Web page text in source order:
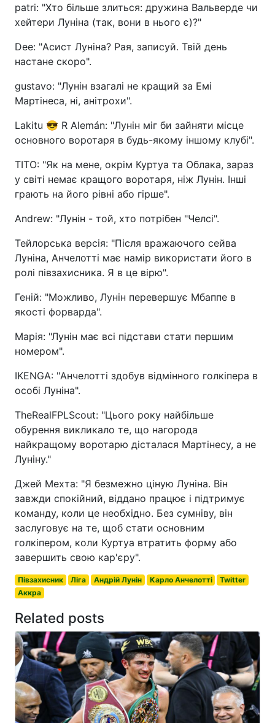
patri: "Хто більше злиться: дружина Вальверде чи
хейтери Луніна (так, вони в нього є)?"
Dee: "Асист Луніна? Рая, записуй. Твій день
настане скоро".
gustavo: "Лунін взагалі не кращий за Емі
Мартінеса, ні, анітрохи".
Lakitu 😎 R Alemán: "Лунін міг би зайняти місце
основного воротаря в будь-якому іншому клубі".
TITO: "Як на мене, окрім Куртуа та Облака, зараз
у світі немає кращого воротаря, ніж Лунін. Інші
грають на його рівні або гірше".
Andrew: "Лунін - той, хто потрібен "Челсі".
Тейлорська версія: "Після вражаючого сейва
Луніна, Анчелотті має намір використати його в
ролі півзахисника. Я в це вірю".
Геній: "Можливо, Лунін перевершує Мбаппе в
якості форварда".
Марія: "Лунін має всі підстави стати першим
номером".
IKENGA: "Анчелотті здобув відмінного голкіпера в
особі Луніна".
TheRealFPLScout: "Цього року найбільше
обурення викликало те, що нагорода
найкращому воротарю дісталася Мартінесу, а не
Луніну."
Джей Мехта: "Я безмежно ціную Луніна. Він
завжди спокійний, віддано працює і підтримує
команду, коли це необхідно. Без сумніву, він
заслуговує на те, щоб стати основним
голкіпером, коли Куртуа втратить форму або
завершить свою кар'єру".
Півзахисник Ліга Андрій Лунін Карло Анчелотті
Twitter
Аккра
Related posts